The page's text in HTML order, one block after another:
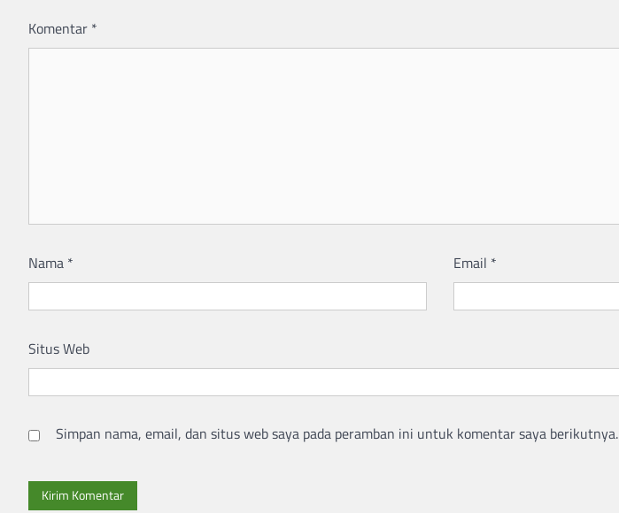
Komentar *
Nama * Email *
Situs Web
Simpan nama, email, dan situs web saya pada peramban ini untuk komentar saya berikutnya.